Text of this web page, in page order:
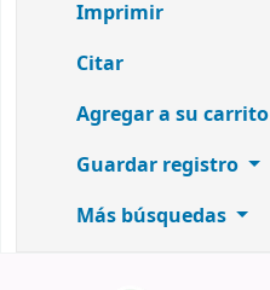
Imprimir
Citar
Agregar a su carrito
Guardar registro
Más búsquedas